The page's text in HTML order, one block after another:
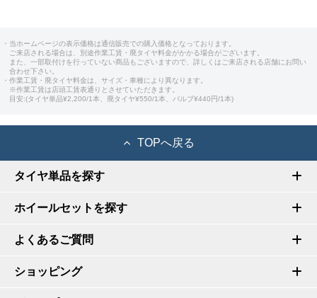
・当ホームページの表示価格は通信販売での購入価格となっております。
ご来店される場合は、別途作業工賃・廃タイヤ料金がかかる場合がございます。
また、一部取付けを行っていない商品もございますので、詳しくはご来店される店舗にお問い
合わせ下さい。
・作業工賃・廃タイヤ料金は、サイズ・車種により異なります。
※作業工賃は店頭工賃表通りとさせていただきます。
目安:(タイヤ単品¥2,200/1本、廃タイヤ¥550/1本、バルブ¥440円/1本)
TOPへ戻る
タイヤ単品を探す
ホイールセットを探す
よくあるご質問
ショッピング